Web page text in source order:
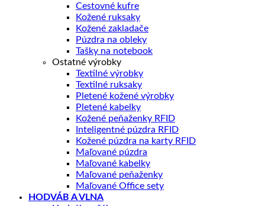
Cestovné kufre
Kožené ruksaky
Kožené zakladače
Púzdra na obleky
Tašky na notebook
Ostatné výrobky
Textilné výrobky
Textilné ruksaky
Pletené kožené výrobky
Pletené kabelky
Kožené peňaženky RFID
Inteligentné púzdra RFID
Kožené púzdra na karty RFID
Maľované púzdra
Maľované kabelky
Maľované peňaženky
Maľované Office sety
HODVÁB A VLNA